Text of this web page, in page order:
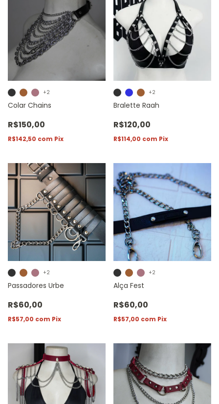
Colar Chains
R$150,00
R$142,50 com Pix
+2
Bralette Raah
R$120,00
R$114,00 com Pix
+2
Passadores Urbe
R$60,00
R$57,00 com Pix
+2
Alça Fest
R$60,00
R$57,00 com Pix
+2